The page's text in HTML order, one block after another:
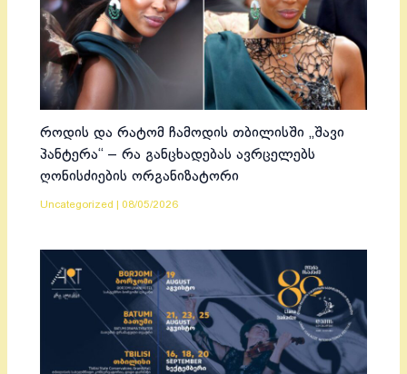
როდის და რატომ ჩამოდის თბილისში „შავი
პანტერა“ – რა განცხადებას ავრცელებს
ღონისძიების ორგანიზატორი
Uncategorized 08/05/2026